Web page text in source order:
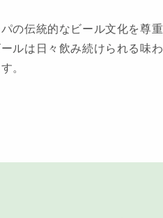
の伝統的なビール文化を尊
ルは日々飲み続けられる味わ
。